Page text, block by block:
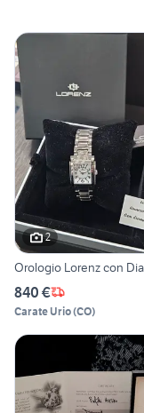
2
Orologio Lorenz con
840 €
Carate Urio(CO)